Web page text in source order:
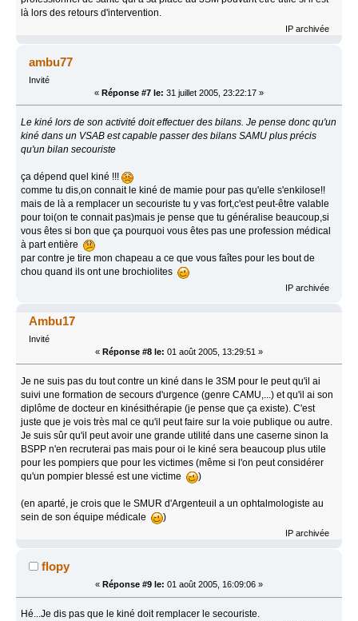
là lors des retours d'intervention.
IP archivée
ambu77
Invité
« Réponse #7 le: 31 juillet 2005, 23:22:17 »
Le kiné lors de son activité doit effectuer des bilans. Je pense donc qu'un
kiné dans un VSAB est capable passer des bilans SAMU plus précis
qu'un bilan secouriste
ça dépend quel kiné !!!
comme tu dis,on connait le kiné de mamie pour pas qu'elle s'enkilose!!
mais de là a remplacer un secouriste tu y vas fort,c'est peut-être valable
pour toi(on te connait pas)mais je pense que tu généralise beaucoup,si
vous êtes si bon que ça pourquoi vous êtes pas une profession médical
à part entière
par contre je tire mon chapeau a ce que vous faîtes pour les bout de
chou quand ils ont une brochiolites
IP archivée
Ambu17
Invité
« Réponse #8 le: 01 août 2005, 13:29:51 »
Je ne suis pas du tout contre un kiné dans le 3SM pour le peut qu'il ai
suivi une formation de secours d'urgence (genre CAMU,...) et qu'il ai son
diplôme de docteur en kinésithérapie (je pense que ça existe). C'est
juste que je vois très mal ce qu'il peut faire sur la voie publique ou autre.
Je suis sûr qu'il peut avoir une grande utilité dans une caserne sinon la
BSPP n'en recruterai pas mais pour oi le kiné sera beaucoup plus utile
pour les pompiers que pour les victimes (même si l'on peut considérer
qu'un pompier blessé est une victime
)
(en aparté, je crois que le SMUR d'Argenteuil a un ophtalmologiste au
sein de son équipe médicale
)
IP archivée
flopy
« Réponse #9 le: 01 août 2005, 16:09:06 »
Hé...Je dis pas que le kiné doit remplacer le secouriste.